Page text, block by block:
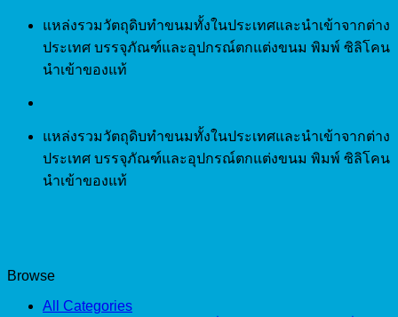
Skip
content
แหล่งรวมวัตถุดิบทำขนมทั้งในประเทศและนำเข้าจากต่าง
ประเทศ บรรจุภัณฑ์และอุปกรณ์ตกแต่งขนม พิมพ์ ซิลิโคน
นำเข้าของแท้
แหล่งรวมวัตถุดิบทำขนมทั้งในประเทศและนำเข้าจากต่าง
ประเทศ บรรจุภัณฑ์และอุปกรณ์ตกแต่งขนม พิมพ์ ซิลิโคน
นำเข้าของแท้
Browse
All Categories